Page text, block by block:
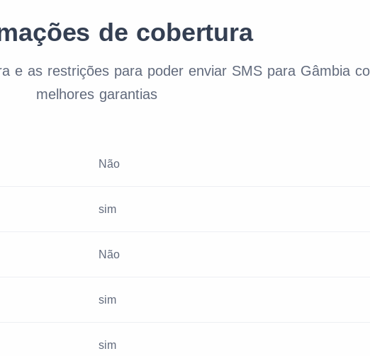
de cobertura
e as restrições para poder enviar SMS para Gâmbia
melhores garantias
Não
sim
Não
sim
sim